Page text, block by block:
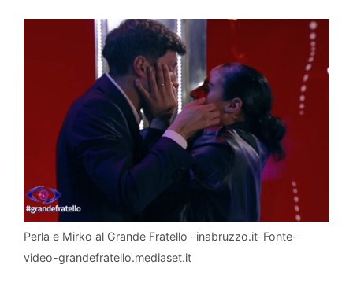
Perla e Mirko al Grande Fratello -inabruzzo.it-Fonte-
video-grandefratello.mediaset.it